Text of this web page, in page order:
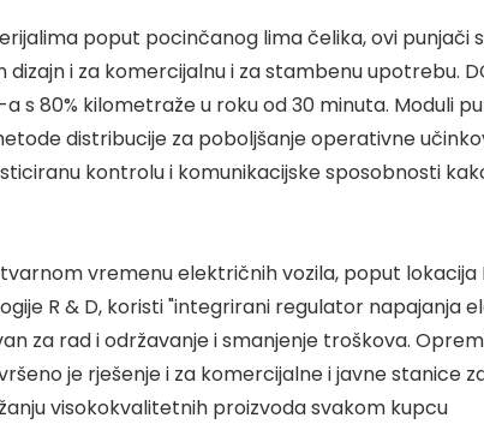
poput pocinčanog lima čelika, ovi punjači
i za komercijalnu i za stambenu upotrebu.
s 80% kilometraže u roku od 30 minuta. Moduli
distribucije za poboljšanje operativne
kontrolu i komunikacijske sposobnosti
vremenu električnih vozila, poput
R & D, koristi "integrirani regulator napajanja
za rad i održavanje i smanjenje troškova.
je rješenje i za komercijalne i javne stanice
visokokvalitetnih proizvoda svakom kupcu